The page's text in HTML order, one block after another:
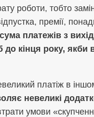
роботи, тобто
премії,
платежів з
кінця року, якби
платіж в
невеликі
умови